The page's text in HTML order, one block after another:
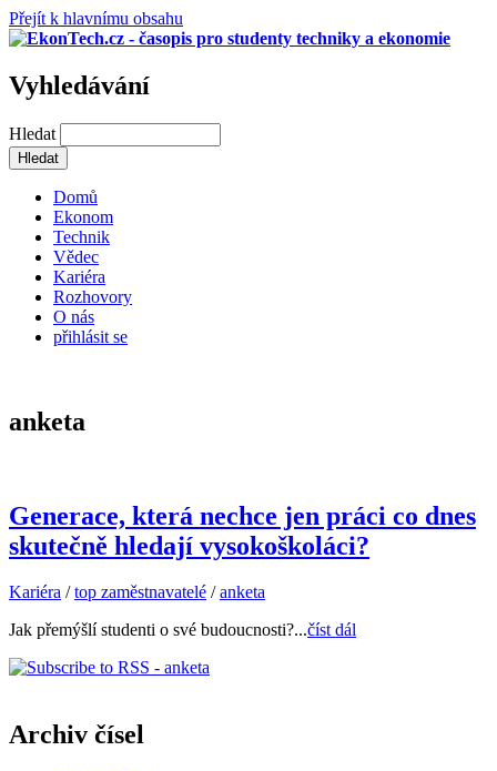
Přejít k hlavnímu obsahu
Vyhledávání
Hledat
Domů
Ekonom
Technik
Vědec
Kariéra
Rozhovory
O nás
přihlásit se
anketa
Generace, která nechce jen práci co dnes
skutečně hledají vysokoškoláci?
Kariéra /top zaměstnavatelé /anketa
Jak přemýšlí studenti o své budoucnosti?...číst dál
Archiv čísel